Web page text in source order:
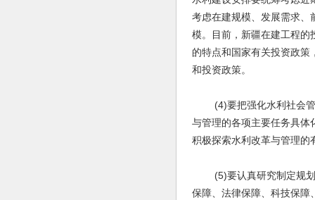
考虑在建规模、发展需求、
模。目前，新疆在建工程的
的特点和国家有关投资政策
和投资政策。
(4)要把强化水利社会管
与管理的各项主要任务具体
积极探索水利改革与管理的
(5)要认真研究制定规划
保障、法律保障、科技保障